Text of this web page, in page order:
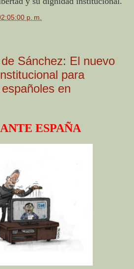
p. m.
Sánchez: El nuevo
para
en
ESPAÑA